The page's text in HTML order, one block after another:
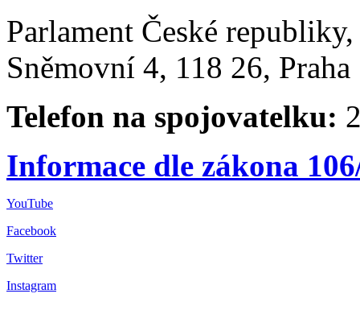
Parlament České
Sněmovní 4, 118 26,
Telefon na spojovatelku:
Informace dle zákona
YouTube
Facebook
Twitter
Instagram